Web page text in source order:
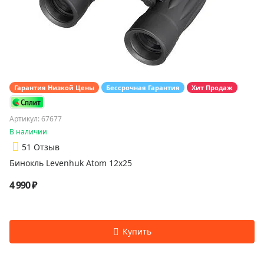
Гарантия Низкой Цены Бессрочная Гарантия Хит Продаж
Артикул: 67677
В наличии
51 Отзыв
Бинокль Levenhuk Atom 12x25
4 990 ₽